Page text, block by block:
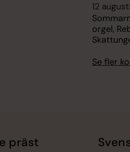
12
orgel,
Se fler
präst